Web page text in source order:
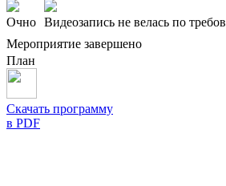
Очно Видеозапись не велась по
Мероприятие завершено
План
Скачать программу
в PDF